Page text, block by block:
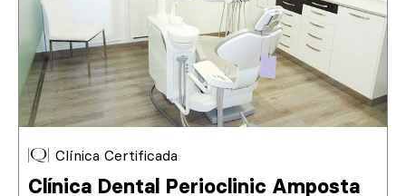
Clínica Certificada
Clínica Dental Perioclinic Amposta